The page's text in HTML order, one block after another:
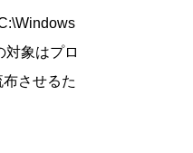
対象はプロ
させるた